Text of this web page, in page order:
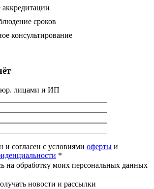
сроков
консультирование
юр. лицами и ИП
и согласен с условиями оферты и
*
на обработку моих персональных данных
новости и рассылки